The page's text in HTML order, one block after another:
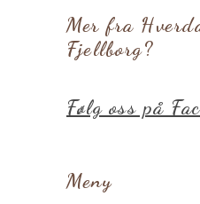
Mer fra
Fjellborg?
Følg oss på
Meny